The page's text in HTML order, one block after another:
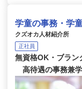
学童の事務・学
クズオカ人材紹介所
正社員
無資格OK・ブラン
高待遇の事務兼